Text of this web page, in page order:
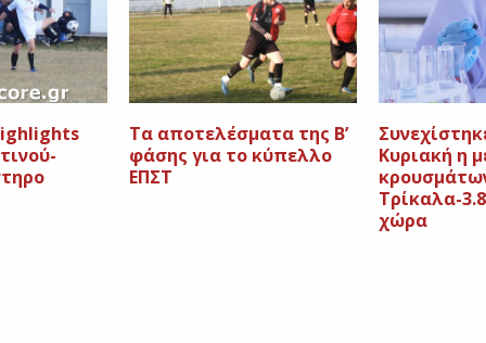
Tα αποτελέσματα της Β’
φάσης για το κύπελλο
ΕΠΣΤ
Κυριακή η
Τρίκαλα-
χώρα